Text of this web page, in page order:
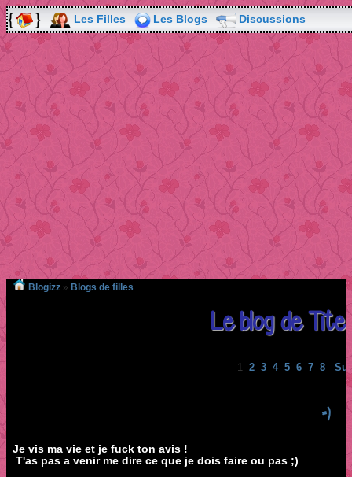
Les Filles Les Blogs Discussions
Blogizz » Blogs de filles
Le blog de
1 2 3 4 5 6 7 8
=)
Je vis ma vie et je fuck ton avis !
T'as pas a venir me dire ce que je dois faire ou pas ;)